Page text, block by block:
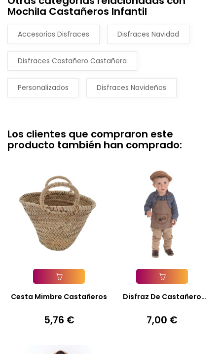
Mochila Castañeros Infantil
Accesorios Disfraces Disfraces Navidad
Disfraces Castañero Castañera
Personalizados Disfraces Navideños
Los clientes que compraron este
producto también han comprado:
Añadir A La Cesta
Cesta Mimbre Castañeros
Precio
5,76 €
Añadir A La Cesta
Disfraz De Castañero
Precio
7,00 €